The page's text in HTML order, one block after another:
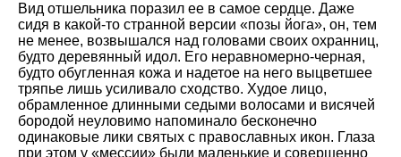
Вид отшельника поразил ее в самое сердце. Даже
сидя в какой-то странной версии
позы йога
, он, тем
не менее, возвышался над головами своих охранниц,
будто деревянный идол. Его неравномерно-черная,
будто обугленная кожа и надетое на него выцветшее
тряпье лишь усиливало сходство. Худое лицо,
обрамленное длинными седыми волосами и висячей
бородой неуловимо напоминало бесконечно
одинаковые лики святых с православных икон. Глаза
при этом у
мессии
были маленькие и совершенно